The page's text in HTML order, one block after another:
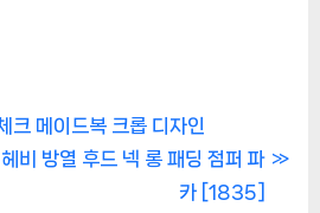
크 메이드복 크롭 디자인
비 방열 후드 넥 롱 패딩 점퍼 파
카 [1835]